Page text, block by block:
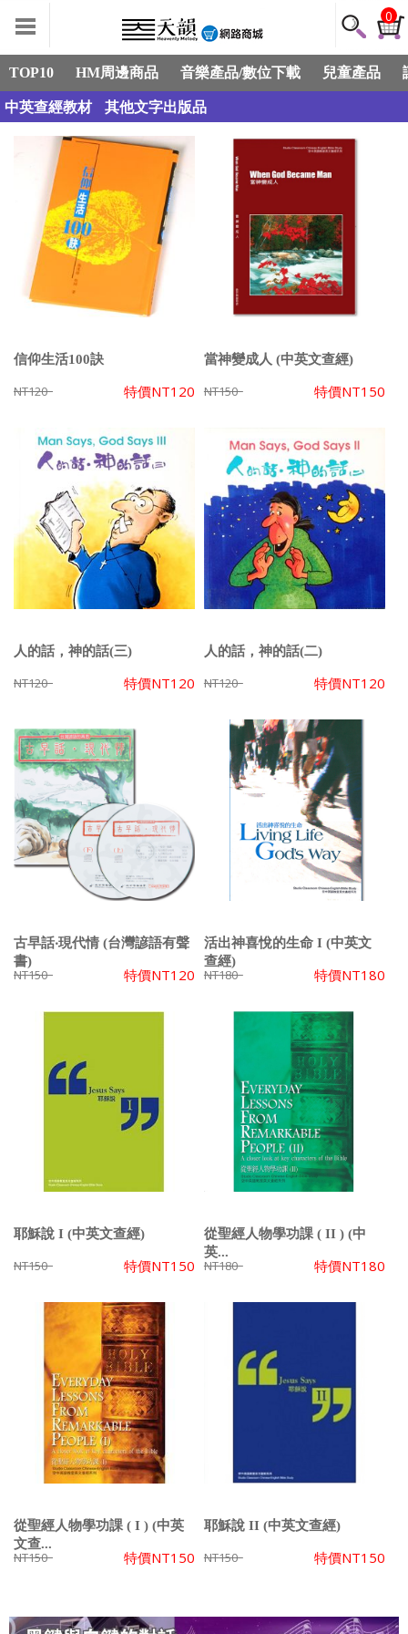
0
TOP10 HM周邊商品 音樂產品/數位下載 兒童產品
中英查經教材 其他文字出版品
信仰生活100訣
NT120 特價NT120
當神變成人 (中英文查經)
NT150 特價NT150
人的話，神的話(三)
NT120 特價NT120
人的話，神的話(二)
NT120 特價NT120
古早話‧現代情 (台灣諺語有聲
書)
NT150 特價NT120
活出神喜悅的生命 I (中英文
查經)
NT180 特價NT180
耶穌說 I (中英文查經)
NT150 特價NT150
從聖經人物學功課 ( II ) (中
英...
NT180 特價NT180
從聖經人物學功課 ( I ) (中英
文查...
NT150 特價NT150
耶穌說 II (中英文查經)
NT150 特價NT150